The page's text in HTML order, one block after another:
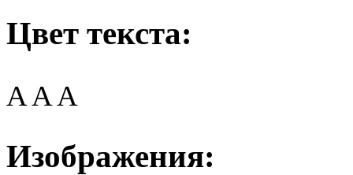
Цвет текста:
AAA
Изображения: